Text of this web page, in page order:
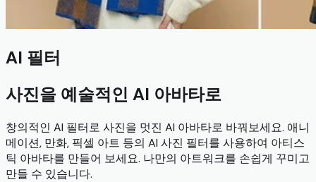
AI 필터
사진을 예술적인 AI 아바타로
창의적인 AI 필터로 사진을 멋진 AI 아바타로 바꿔보세요. 애니
메이션, 만화, 픽셀 아트 등의 AI 사진 필터를 사용하여 아티스
틱 아바타를 만들어 보세요. 나만의 아트워크를 손쉽게 꾸미고
만들 수 있습니다.